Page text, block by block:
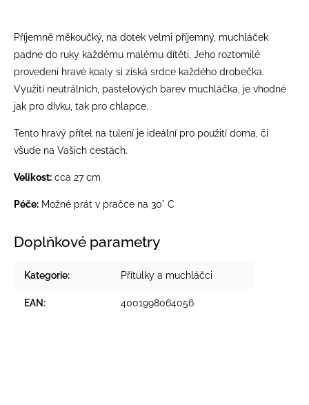
Příjemně měkoučký, na dotek velmi příjemný, muchláček
padne do ruky každému malému dítěti. Jeho roztomilé
provedení hravé koaly si získá srdce každého drobečka.
Využití neutrálních, pastelových barev muchláčka, je vhodné
jak pro dívku, tak pro chlapce.
Tento hravý přítel na tulení je ideální pro použití doma, či
všude na Vašich cestách.
Velikost: cca 27 cm
Péče: Možné prát v pračce na 30° C
Doplňkové parametry
Kategorie: Přítulky a muchláčci
EAN: 4001998064056